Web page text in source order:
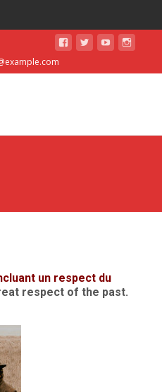
un respect du
respect of the past.